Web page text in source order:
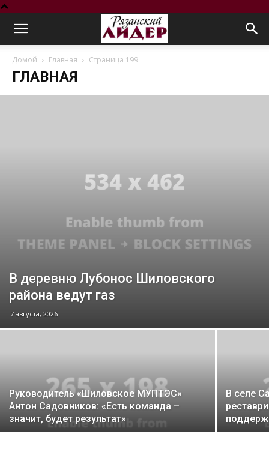
Домой Главная Страница 199
ГЛАВНАЯ
В деревню Лубонос Шиловского
района ведут газ
7 августа, 2026
Руководитель «Шиловское МУПТЭС»
Антон Садовников: «Есть команда –
значит, будет результат»
В селе